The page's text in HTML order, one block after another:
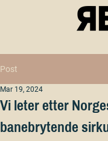
Post
Vi leter etter
banebrytende
Mar 19, 2024